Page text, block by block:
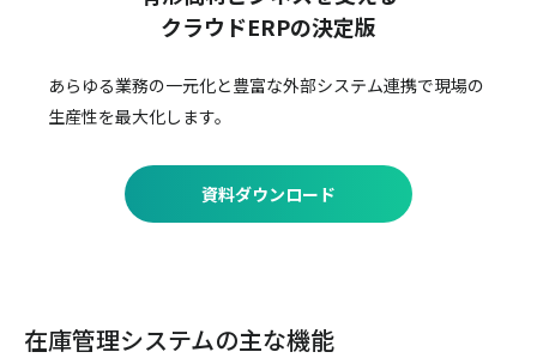
クラウドERPの決定版
あらゆる業務の一元化と豊富な外部システム連携で現場の
生産性を最大化します。
資料ダウンロード
在庫管理システムの主な機能